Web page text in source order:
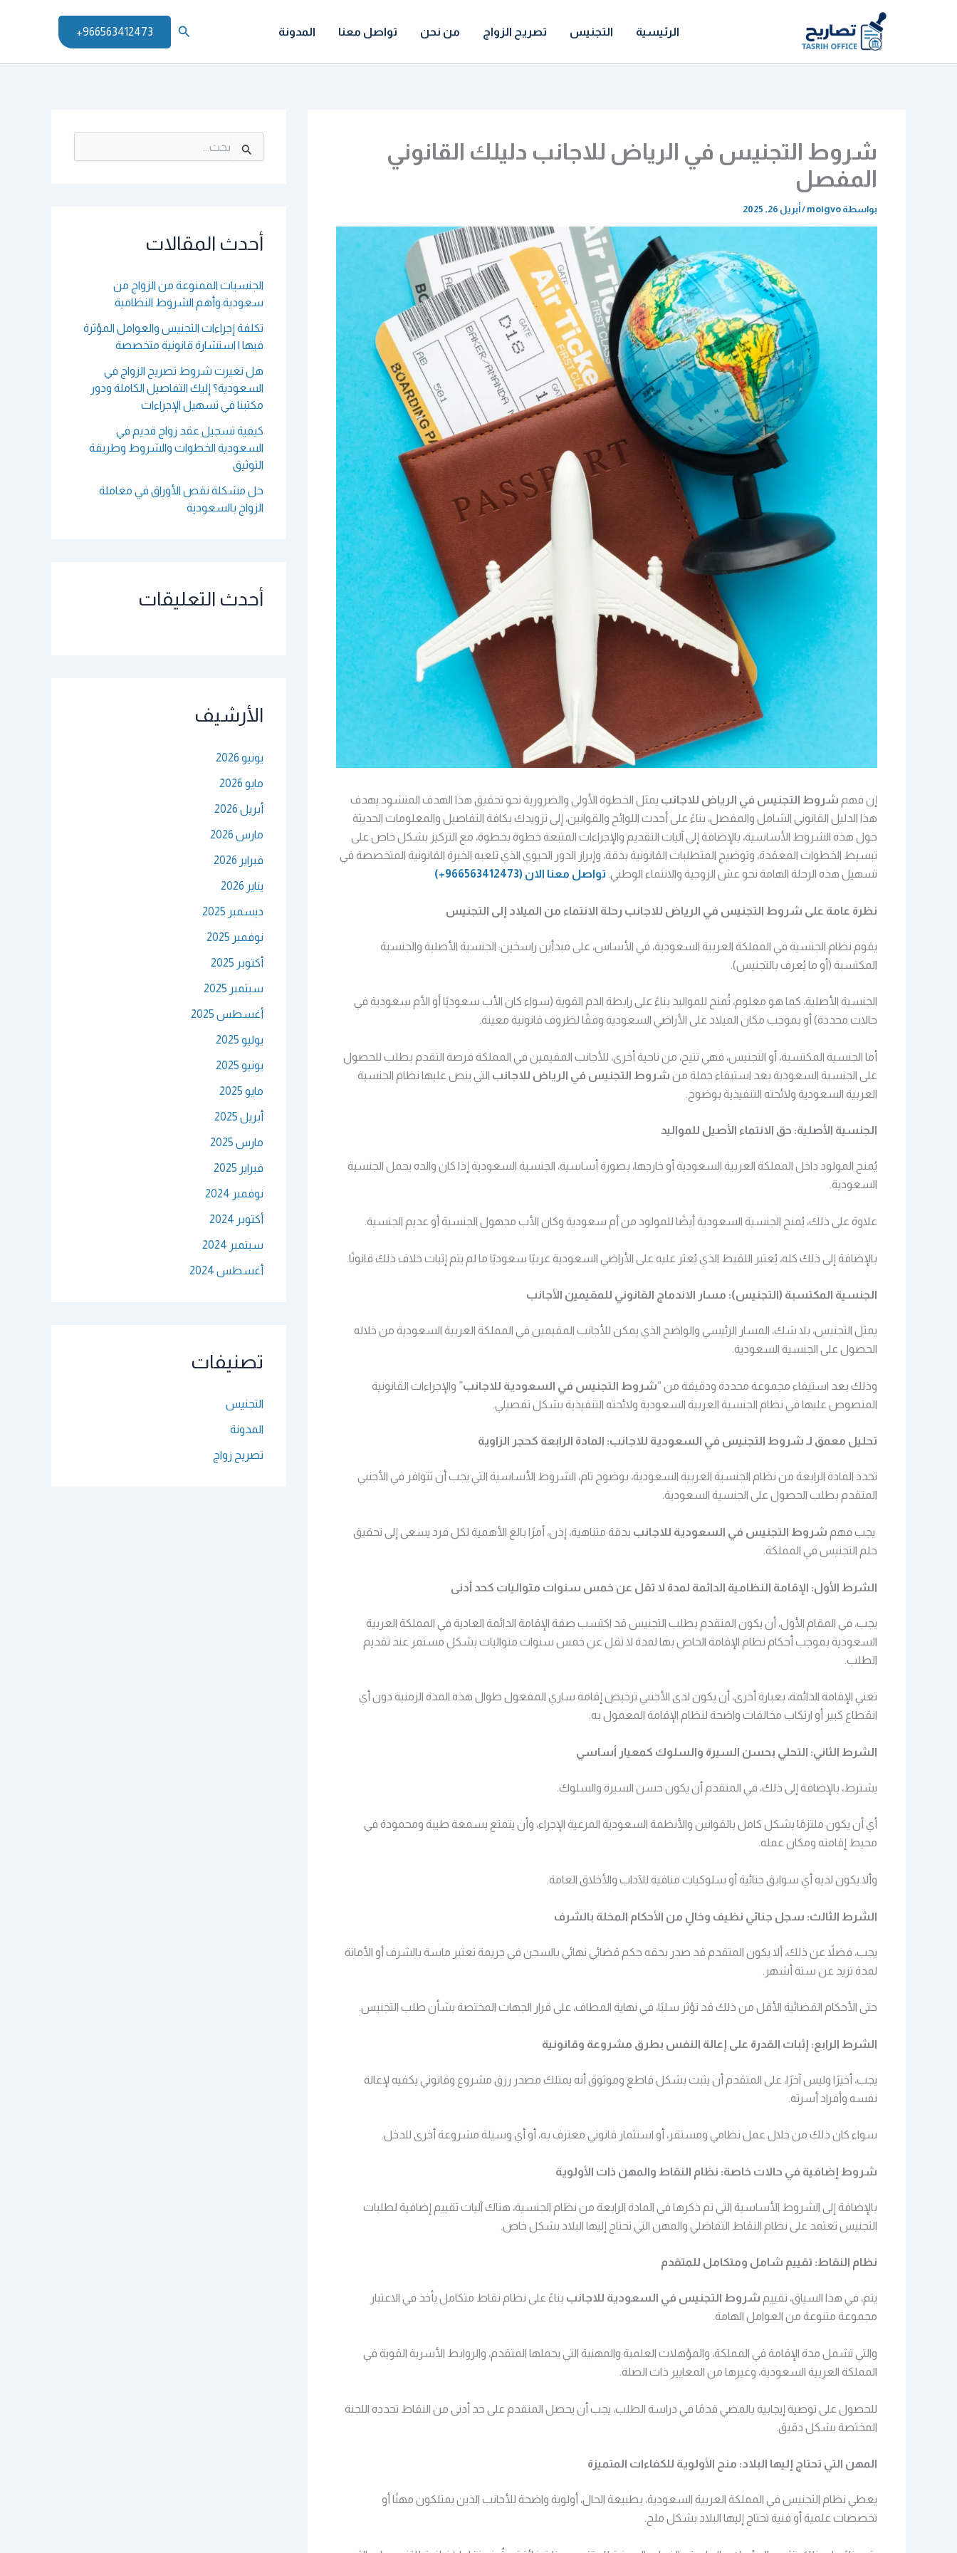
الرئيسية التجنيس تصريح الزواج من نحن تواصل معنا المدونة البحث 966563412473+
شروط التجنيس في الرياض للاجانب دليلك القانوني
المفصل
بواسطة moigvo
/أبريل 26, 2025
إن فهم شروط التجنيس في الرياض للاجانب يمثل الخطوة الأولى والضرورية نحو تحقيق هذا الهدف المنشود.يهدف
هذا الدليل القانوني الشامل والمفصل، بناءً على أحدث اللوائح والقوانين، إلى تزويدك بكافة التفاصيل والمعلومات الحديثة
حول هذه الشروط الأساسية، بالإضافة إلى آليات التقديم والإجراءات المتبعة خطوة بخطوة، مع التركيز بشكل خاص على
تبسيط الخطوات المعقدة، وتوضيح المتطلبات القانونية بدقة، وإبراز الدور الحيوي الذي تلعبه الخبرة القانونية المتخصصة في
تسهيل هذه الرحلة الهامة نحو عش الزوجية والانتماء الوطني. تواصل معنا الان (966563412473+)
نظرة عامة على شروط التجنيس في الرياض للاجانب رحلة الانتماء من الميلاد إلى التجنيس
يقوم نظام الجنسية في المملكة العربية السعودية، في الأساس، على مبدأين راسخين: الجنسية الأصلية والجنسية
المكتسبة (أو ما يُعرف بالتجنيس).
الجنسية الأصلية، كما هو معلوم، تُمنح للمواليد بناءً على رابطة الدم القوية (سواء كان الأب سعوديًا أو الأم سعودية في
حالات محددة) أو بموجب مكان الميلاد على الأراضي السعودية وفقًا لظروف قانونية معينة.
أما الجنسية المكتسبة، أو التجنيس، فهي تتيح، من ناحية أخرى، للأجانب المقيمين في المملكة فرصة التقدم بطلب للحصول
على الجنسية السعودية بعد استيفاء جملة من شروط التجنيس في الرياض للاجانب التي ينص عليها نظام الجنسية
العربية السعودية ولائحته التنفيذية بوضوح.
الجنسية الأصلية: حق الانتماء الأصيل للمواليد
يُمنح المولود داخل المملكة العربية السعودية أو خارجها، بصورة أساسية، الجنسية السعودية إذا كان والده يحمل الجنسية
السعودية.
علاوة على ذلك، يُمنح الجنسية السعودية أيضًا للمولود من أم سعودية وكان الأب مجهول الجنسية أو عديم الجنسية.
بالإضافة إلى ذلك كله، يُعتبر اللقيط الذي يُعثر عليه على الأراضي السعودية عربيًا سعوديًا ما لم يتم إثبات خلاف ذلك قانونًا.
الجنسية المكتسبة (التجنيس): مسار الاندماج القانوني للمقيمين الأجانب
يمثل التجنيس، بلا شك، المسار الرئيسي والواضح الذي يمكن للأجانب المقيمين في المملكة العربية السعودية من خلاله
الحصول على الجنسية السعودية.
وذلك بعد استيفاء مجموعة محددة ودقيقة من “شروط التجنيس في السعودية للاجانب” والإجراءات القانونية
المنصوص عليها في نظام الجنسية العربية السعودية ولائحته التنفيذية بشكل تفصيلي.
تحليل معمق لـ شروط التجنيس في السعودية للاجانب: المادة الرابعة كحجر الزاوية
تحدد المادة الرابعة من نظام الجنسية العربية السعودية، بوضوح تام، الشروط الأساسية التي يجب أن تتوافر في الأجنبي
المتقدم بطلب الحصول على الجنسية السعودية.
يجب فهم شروط التجنيس في السعودية للاجانب بدقة متناهية، إذن، أمرًا بالغ الأهمية لكل فرد يسعى إلى تحقيق
حلم التجنيس في المملكة.
الشرط الأول: الإقامة النظامية الدائمة لمدة لا تقل عن خمس سنوات متواليات كحد أدنى
يجب، في المقام الأول، أن يكون المتقدم بطلب التجنيس قد اكتسب صفة الإقامة الدائمة العادية في المملكة العربية
السعودية بموجب أحكام نظام الإقامة الخاص بها لمدة لا تقل عن خمس سنوات متواليات بشكل مستمر عند تقديم
الطلب.
تعني الإقامة الدائمة، بعبارة أخرى، أن يكون لدى الأجنبي ترخيص إقامة ساري المفعول طوال هذه المدة الزمنية دون أي
انقطاع كبير أو ارتكاب مخالفات واضحة لنظام الإقامة المعمول به.
الشرط الثاني: التحلي بحسن السيرة والسلوك كمعيار أساسي
يشترط، بالإضافة إلى ذلك، في المتقدم أن يكون حسن السيرة والسلوك.
أي أن يكون ملتزمًا بشكل كامل بالقوانين والأنظمة السعودية المرعية الإجراء، وأن يتمتع بسمعة طيبة ومحمودة في
محيط إقامته ومكان عمله.
وألا يكون لديه أي سوابق جنائية أو سلوكيات منافية للآداب والأخلاق العامة.
الشرط الثالث: سجل جنائي نظيف وخالٍ من الأحكام المخلة بالشرف
يجب، فضلاً عن ذلك، ألا يكون المتقدم قد صدر بحقه حكم قضائي نهائي بالسجن في جريمة تعتبر ماسة بالشرف أو الأمانة
لمدة تزيد عن ستة أشهر.
حتى الأحكام القضائية الأقل من ذلك قد تؤثر سلبًا، في نهاية المطاف، على قرار الجهات المختصة بشأن طلب التجنيس.
الشرط الرابع: إثبات القدرة على إعالة النفس بطرق مشروعة وقانونية
يجب، أخيرًا وليس آخرًا، على المتقدم أن يثبت بشكل قاطع وموثوق أنه يمتلك مصدر رزق مشروع وقانوني يكفيه لإعالة
نفسه وأفراد أسرته.
سواء كان ذلك من خلال عمل نظامي ومستقر، أو استثمار قانوني معترف به، أو أي وسيلة مشروعة أخرى للدخل.
شروط إضافية في حالات خاصة: نظام النقاط والمهن ذات الأولوية
بالإضافة إلى الشروط الأساسية التي تم ذكرها في المادة الرابعة من نظام الجنسية، هناك آليات تقييم إضافية لطلبات
التجنيس تعتمد على نظام النقاط التفاضلي والمهن التي تحتاج إليها البلاد بشكل خاص.
نظام النقاط: تقييم شامل ومتكامل للمتقدم
يتم، في هذا السياق، تقييم شروط التجنيس في السعودية للاجانب بناءً على نظام نقاط متكامل يأخذ في الاعتبار
مجموعة متنوعة من العوامل الهامة.
والتي تشمل مدة الإقامة في المملكة، والمؤهلات العلمية والمهنية التي يحملها المتقدم، والروابط الأسرية القوية في
المملكة العربية السعودية، وغيرها من المعايير ذات الصلة.
للحصول على توصية إيجابية بالمضي قدمًا في دراسة الطلب، يجب أن يحصل المتقدم على حد أدنى من النقاط تحدده اللجنة
المختصة بشكل دقيق.
المهن التي تحتاج إليها البلاد: منح الأولوية للكفاءات المتميزة
يعطي نظام التجنيس في المملكة العربية السعودية، بطبيعة الحال، أولوية واضحة للأجانب الذين يمتلكون مهنًا أو
تخصصات علمية أو فنية تحتاج إليها البلاد بشكل ملح.
ل
ن
:أحدث المقالات
الجنسيات الممنوعة من الزواج من
سعودية وأهم الشروط النظامية
تكلفة إجراءات التجنيس والعوامل المؤثرة
فيها | استشارة قانونية متخصصة
هل تغيرت شروط تصريح الزواج في
السعودية؟ إليك التفاصيل الكاملة ودور
مكتبنا في تسهيل الإجراءات
كيفية تسجيل عقد زواج قديم في
السعودية الخطوات والشروط وطريقة
التوثيق
حل مشكلة نقص الأوراق في معاملة
الزواج بالسعودية
أحدث التعليقات
الأرشيف
يونيو 2026
مايو 2026
أبريل 2026
مارس 2026
فبراير 2026
يناير 2026
ديسمبر 2025
نوفمبر 2025
أكتوبر 2025
سبتمبر 2025
أغسطس 2025
يوليو 2025
يونيو 2025
مايو 2025
أبريل 2025
مارس 2025
فبراير 2025
نوفمبر 2024
أكتوبر 2024
سبتمبر 2024
أغسطس 2024
تصنيفات
التجنيس
المدونة
تصريح زواج